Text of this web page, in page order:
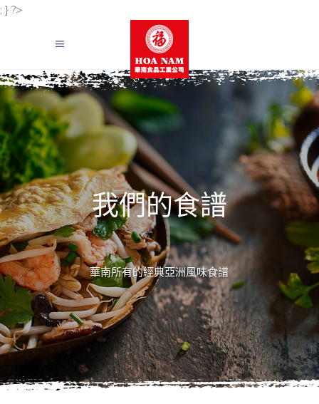
; } ?>
我們的食譜
華南所有的經典亞洲風味食譜